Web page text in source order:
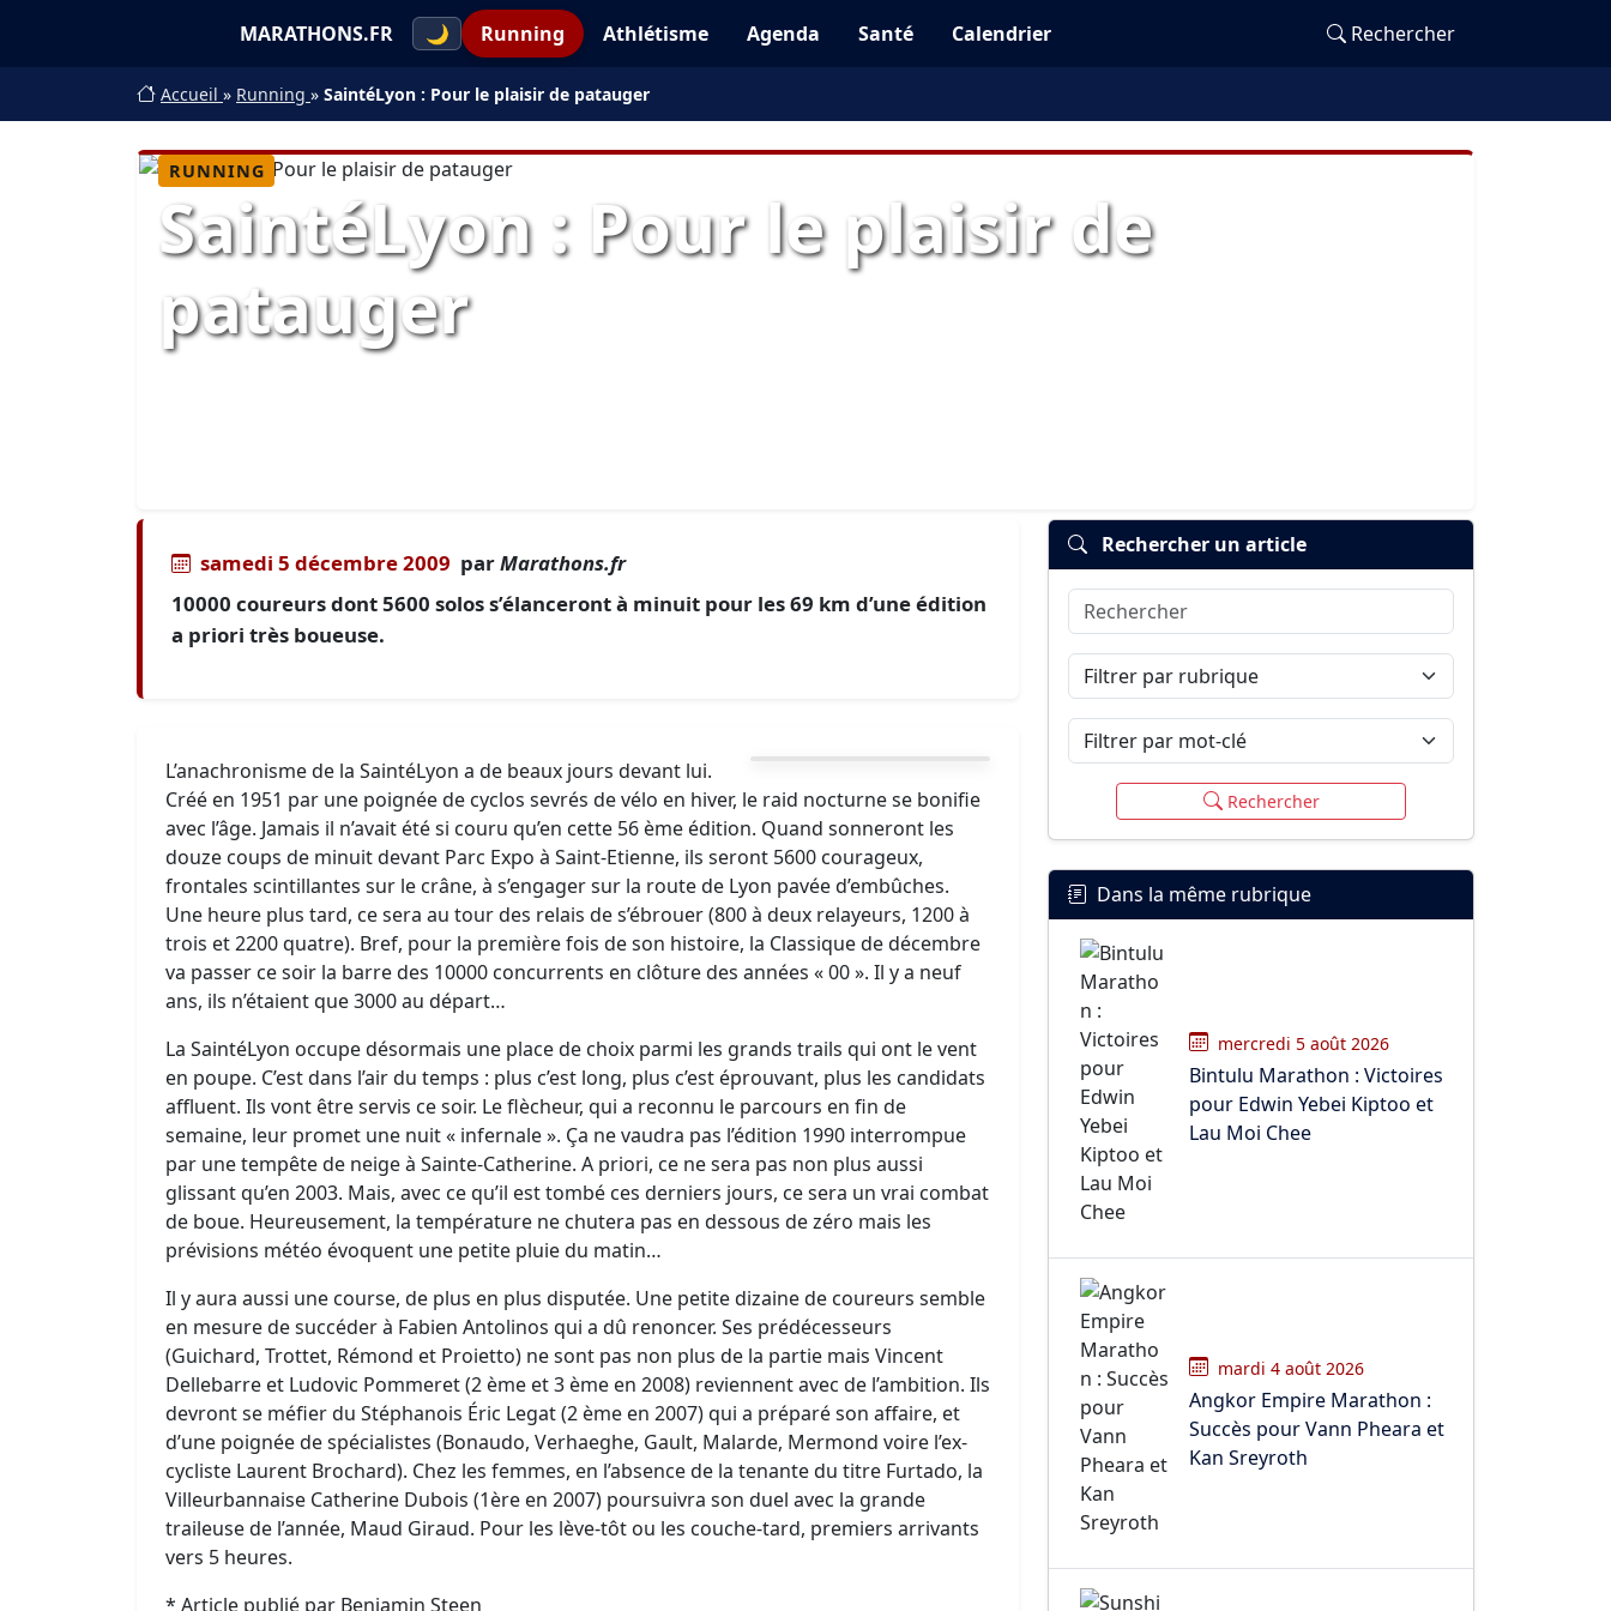
MARATHONS.FR 🌙 Running Athlétisme Agenda Santé Calendrier Rechercher
Accueil » Running » SaintéLyon : Pour le plaisir de patauger
RUNNING
SaintéLyon : Pour le plaisir de
patauger
samedi 5 décembre 2009 parMarathons.fr
10000 coureurs dont 5600 solos s’élanceront à minuit pour les 69 km d’une édition
a priori très boueuse.
L’anachronisme de la SaintéLyon a de beaux jours devant lui.
Créé en 1951 par une poignée de cyclos sevrés de vélo en hiver, le raid nocturne se bonifie
avec l’âge. Jamais il n’avait été si couru qu’en cette 56 ème édition. Quand sonneront les
douze coups de minuit devant Parc Expo à Saint-Etienne, ils seront 5600 courageux,
frontales scintillantes sur le crâne, à s’engager sur la route de Lyon pavée d’embûches.
Une heure plus tard, ce sera au tour des relais de s’ébrouer (800 à deux relayeurs, 1200 à
trois et 2200 quatre). Bref, pour la première fois de son histoire, la Classique de décembre
va passer ce soir la barre des 10000 concurrents en clôture des années « 00 ». Il y a neuf
ans, ils n’étaient que 3000 au départ…
La SaintéLyon occupe désormais une place de choix parmi les grands trails qui ont le vent
en poupe. C’est dans l’air du temps : plus c’est long, plus c’est éprouvant, plus les candidats
affluent. Ils vont être servis ce soir. Le flècheur, qui a reconnu le parcours en fin de
semaine, leur promet une nuit « infernale ». Ça ne vaudra pas l’édition 1990 interrompue
par une tempête de neige à Sainte-Catherine. A priori, ce ne sera pas non plus aussi
glissant qu’en 2003. Mais, avec ce qu’il est tombé ces derniers jours, ce sera un vrai combat
de boue. Heureusement, la température ne chutera pas en dessous de zéro mais les
prévisions météo évoquent une petite pluie du matin…
Il y aura aussi une course, de plus en plus disputée. Une petite dizaine de coureurs semble
en mesure de succéder à Fabien Antolinos qui a dû renoncer. Ses prédécesseurs
(Guichard, Trottet, Rémond et Proietto) ne sont pas non plus de la partie mais Vincent
Dellebarre et Ludovic Pommeret (2 ème et 3 ème en 2008) reviennent avec de l’ambition. Ils
devront se méfier du Stéphanois Éric Legat (2 ème en 2007) qui a préparé son affaire, et
d’une poignée de spécialistes (Bonaudo, Verhaeghe, Gault, Malarde, Mermond voire l’ex-
cycliste Laurent Brochard). Chez les femmes, en l’absence de la tenante du titre Furtado, la
Villeurbannaise Catherine Dubois (1ère en 2007) poursuivra son duel avec la grande
traileuse de l’année, Maud Giraud. Pour les lève-tôt ou les couche-tard, premiers arrivants
vers 5 heures.
* Article publié par Benjamin Steen
Rechercher un article
Rechercher
Filtrer par rubrique
Filtrer par mot-clé
Rechercher
Dans la même rubrique
mercredi 5 août 2026
Bintulu Marathon : Victoires
pour Edwin Yebei Kiptoo et
Lau Moi Chee
mardi 4 août 2026
Angkor Empire Marathon :
Succès pour Vann Pheara et
Kan Sreyroth